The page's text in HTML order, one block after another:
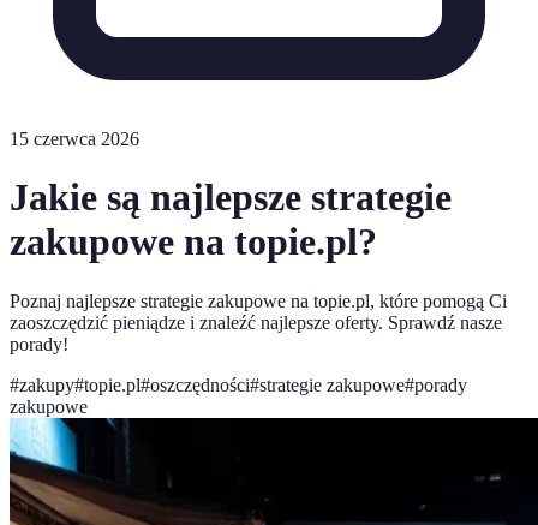
15 czerwca 2026
Jakie są najlepsze strategie
zakupowe na topie.pl?
Poznaj najlepsze strategie zakupowe na topie.pl, które pomogą Ci
zaoszczędzić pieniądze i znaleźć najlepsze oferty. Sprawdź nasze
porady!
#zakupy#topie.pl#oszczędności#strategie zakupowe#porady
zakupowe